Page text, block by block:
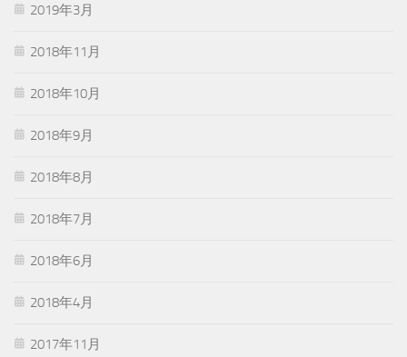
2019年3月
2018年11月
2018年10月
2018年9月
2018年8月
2018年7月
2018年6月
2018年4月
2017年11月